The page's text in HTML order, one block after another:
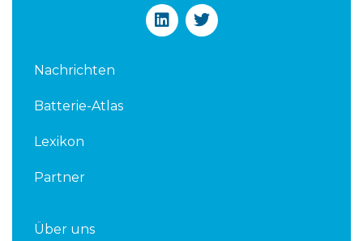
L
i
T
w
Nachrichten
Batterie-Atlas
Lexikon
Partner
Über uns